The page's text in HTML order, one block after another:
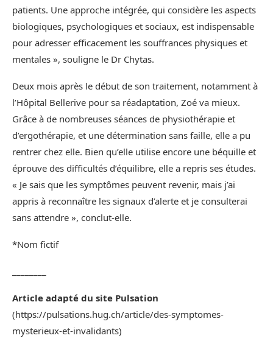
patients. Une approche intégrée, qui considère les aspects
biologiques, psychologiques et sociaux, est indispensable
pour adresser efficacement les souffrances physiques et
mentales », souligne le Dr Chytas.
Deux mois après le début de son traitement, notamment à
l’Hôpital Bellerive pour sa réadaptation, Zoé va mieux.
Grâce à de nombreuses séances de physiothérapie et
d’ergothérapie, et une détermination sans faille, elle a pu
rentrer chez elle. Bien qu’elle utilise encore une béquille et
éprouve des difficultés d’équilibre, elle a repris ses études.
« Je sais que les symptômes peuvent revenir, mais j’ai
appris à reconnaître les signaux d’alerte et je consulterai
sans attendre », conclut-elle.
*Nom fictif
Article adapté du site Pulsation
(https://pulsations.hug.ch/article/des-symptomes-
mysterieux-et-invalidants)